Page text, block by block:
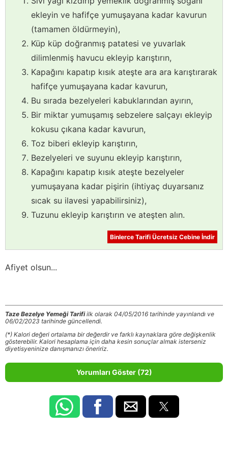
ekleyin ve hafifçe yumuşayana kadar kavurun
(tamamen öldürmeyin),
Küp küp doğranmış patatesi ve yuvarlak
dilimlenmiş havucu ekleyip karıştırın,
Kapağını kapatıp kısık ateşte ara ara karıştırarak
hafifçe yumuşayana kadar kavurun,
Bu sırada bezelyeleri kabuklarından ayırın,
Bir miktar yumuşamış sebzelere salçayı ekleyip
kokusu çıkana kadar kavurun,
Toz biberi ekleyip karıştırın,
Bezelyeleri ve suyunu ekleyip karıştırın,
Kapağını kapatıp kısık ateşte bezelyeler
yumuşayana kadar pişirin (ihtiyaç duyarsanız
sıcak su ilavesi yapabilirsiniz),
Tuzunu ekleyip karıştırın ve ateşten alın.
Binlerce Tarifi Ücretsiz Cebine İndir
Afiyet olsun...
Taze Bezelye Yemeği Tarifiilk olarak 04/05/2016 tarihinde yayınlandı ve
06/02/2023 tarihinde güncellendi.
(*) Kalori değeri ortalama bir değerdir ve farklı kaynaklara göre değişkenlik
gösterebilir. Kalori hesaplama için daha kesin sonuçlar almak isterseniz
diyetisyeninize danışmanızı öneririz.
Yorumları Göster (72)